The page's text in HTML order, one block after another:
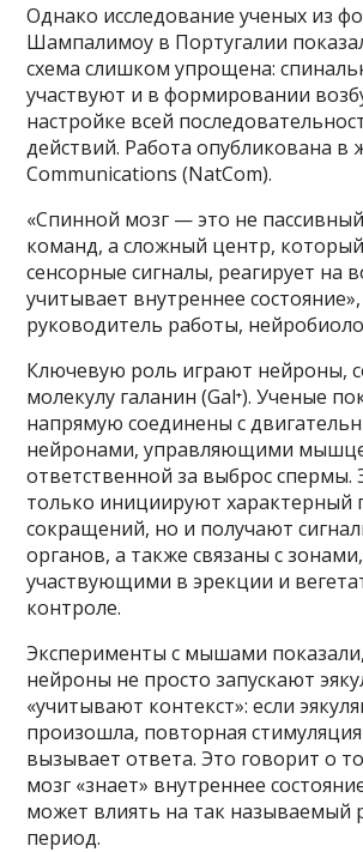
Однако исследование ученых из
Шампалимоу в Португалии
схема слишком упрощена:
участвуют и в формировании
настройке всей
действий. Работа опубликована в
Communications (NatCom).
«Спинной мозг — это не
команд, а сложный центр,
сенсорные сигналы, реагирует на
учитывает внутреннее
руководитель работы,
Ключевую роль играют нейроны,
молекулу галанин (Gal⁺). Ученые
напрямую соединены с
нейронами, управляющими
ответственной за выброс спермы.
только инициируют характерный
сокращений, но и получают
органов, а также связаны с зонами,
участвующими в эрекции и
контроле.
Эксперименты с мышами показали,
нейроны не просто запускают
«учитывают контекст»: если
произошла, повторная
вызывает ответа. Это говорит о
мозг «знает» внутреннее
может влиять на так называемый
период.